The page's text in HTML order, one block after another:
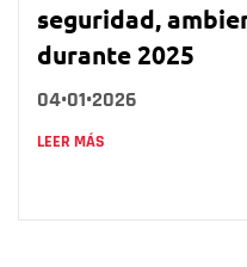
seguridad,
durante 2025
04•01•2026
LEER MÁS